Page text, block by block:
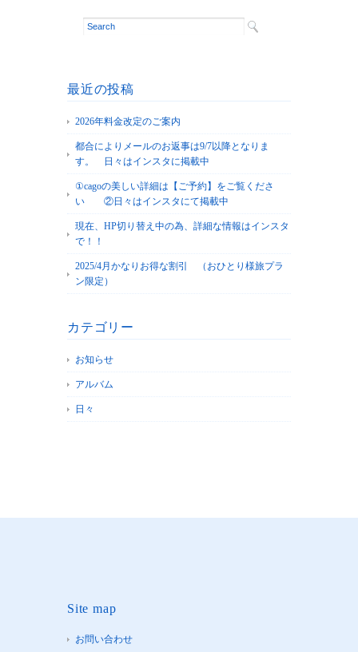
最近の投稿
2026年料金改定のご案内
都合によりメールのお返事は9/7以降となりま
す。 日々はインスタに掲載中
①cagoの美しい詳細は【ご予約】をご覧くださ
い ②日々はインスタにて掲載中
現在、HP切り替え中の為、詳細な情報はインスタ
で！！
2025/4月かなりお得な割引 （おひとり様旅プラ
ン限定）
カテゴリー
お知らせ
アルバム
日々
Site map
お問い合わせ